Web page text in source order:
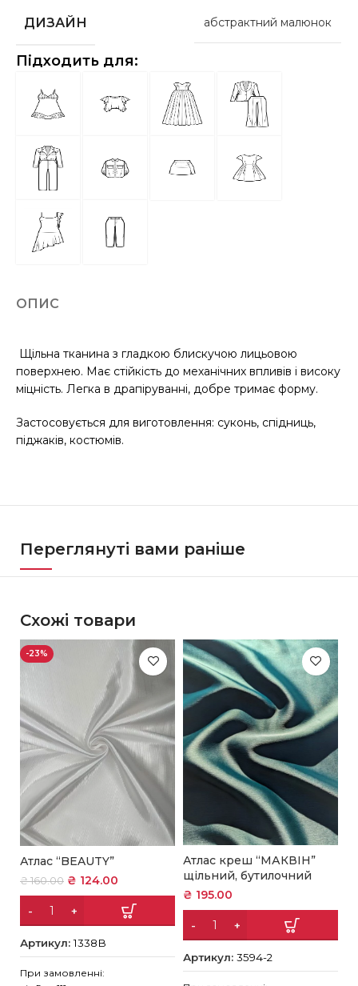
ДИЗАЙН абстрактний малюнок
Підходить для:
ОПИС
Щільна тканина з гладкою блискучою лицьовою
поверхнею. Має стійкість до механічних впливів і високу
міцність. Легка в драпіруванні, добре тримає форму.
Застосовується для виготовлення: суконь, спідниць,
піджаків, костюмів.
Переглянуті вами раніше
Схожі товари
-23%
Атлас “BEAUTY”
₴160.00 ₴ 124.00
Артикул:1338В
При замовленні:
Атлас креш “МАКВІН”
щільний, бутилочний
₴ 195.00
Артикул: 3594-2